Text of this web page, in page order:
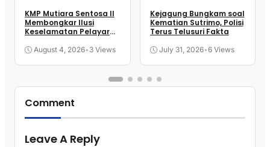
KMP Mutiara Sentosa II
Membongkar Ilusi
Keselamatan Pelayaran
August 4, 2026• 3 Views
Kejagung Bungkam soal
Kematian Sutrimo, Polisi
Terus Telusuri Fakta
July 31, 2026•6 Views
Comment
Leave A Reply